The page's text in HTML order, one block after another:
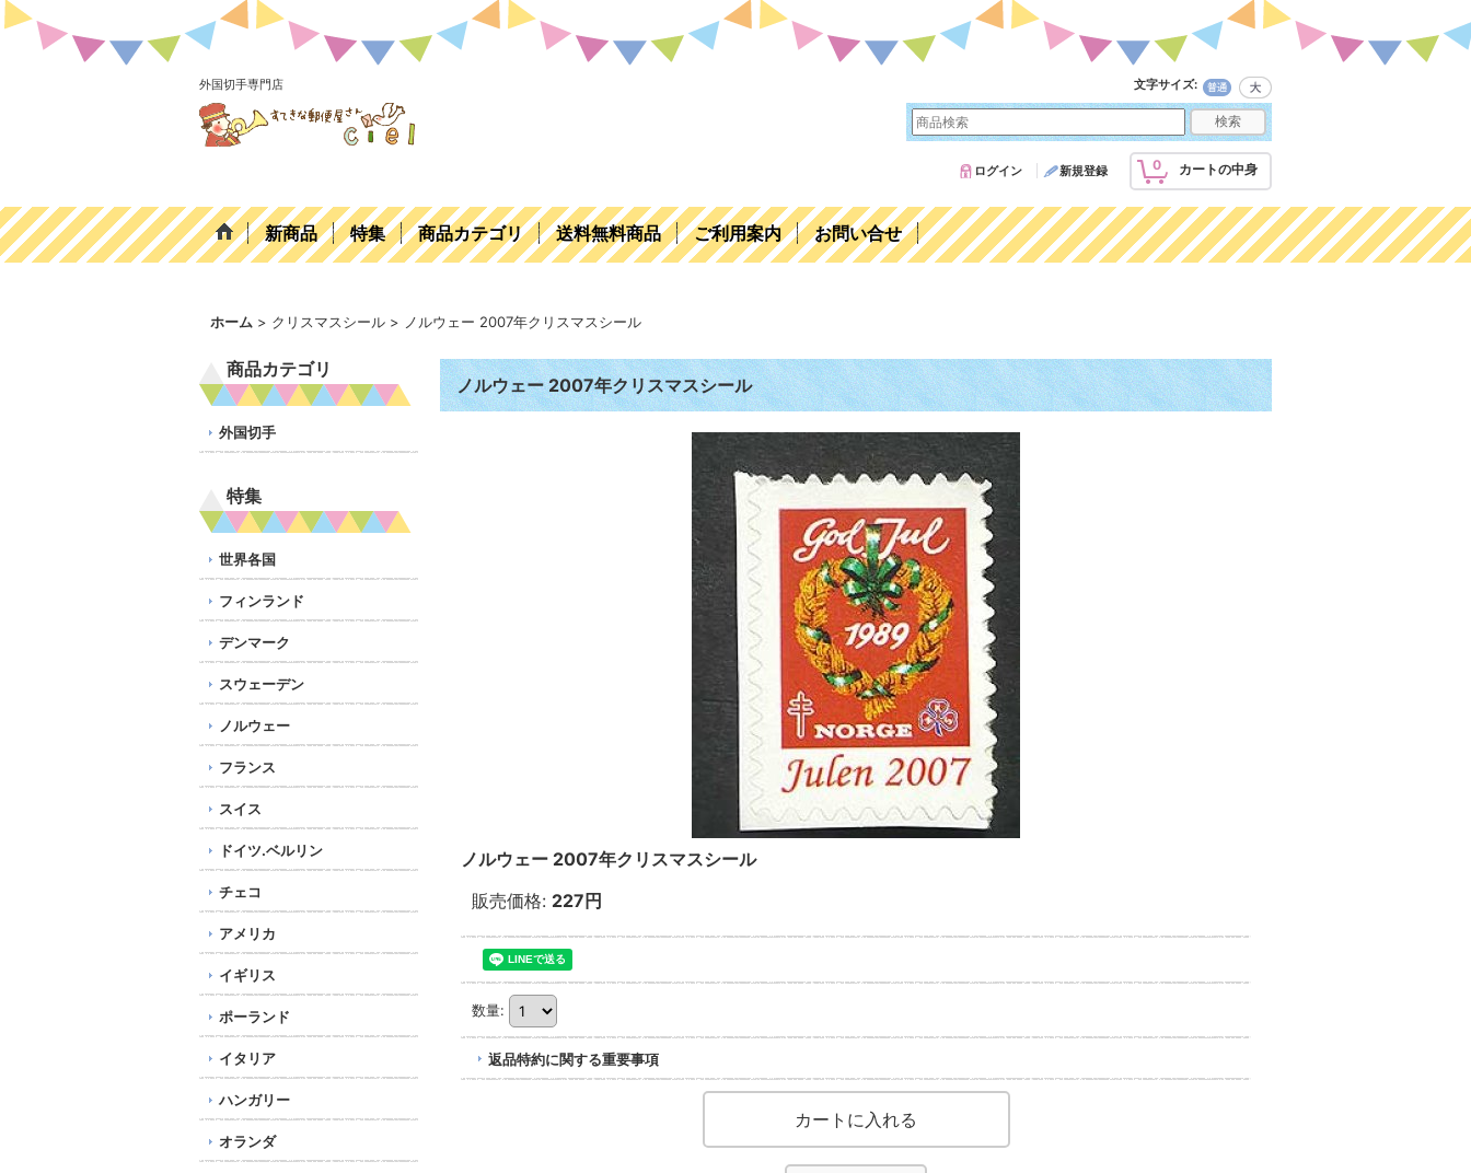
外国切手専門店 文字サイズ:
0 カートの中身
ログイン 新規登録
新商品 特集 商品カテゴリ 送料無料商品 ご利用案内 お問い合せ
ホーム > クリスマスシール > ノルウェー 2007年クリスマスシール
商品カテゴリ
外国切手
特集
世界各国
フィンランド
デンマーク
スウェーデン
ノルウェー
フランス
スイス
ドイツ.ベルリン
チェコ
アメリカ
イギリス
ポーランド
イタリア
ハンガリー
オランダ
ノルウェー 2007年クリスマスシール
ノルウェー 2007年クリスマスシール
販売価格: 227円
数量:
返品特約に関する重要事項